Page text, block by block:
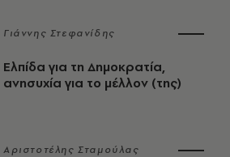
Γιάννης Στεφανίδης
Ελπίδα για τη Δημοκρατία,
ανησυχία για το μέλλον (της)
Αριστοτέλης Σταμούλας